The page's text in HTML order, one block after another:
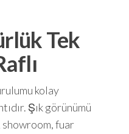
Tek
kolay
Şık görünümü
fuar